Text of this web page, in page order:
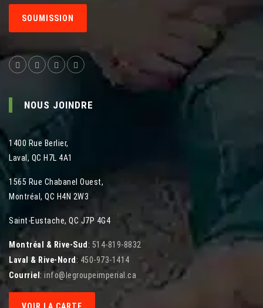
SOUMISSION
NOUS JOINDRE
1400 Rue Berlier,
Laval, QC H7L 4A1
1565 Rue Chabanel Ouest,
Montréal, QC H4N 2W3
Saint-Eustache, QC J7P 4G4
Montréal & Rive-Sud: 514-819-8832
Laval & Rive-Nord: 450-973-1414
Courriel: info@legroupeimperial.ca
VOIR LA CARTE